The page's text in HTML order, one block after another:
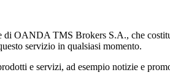
OANDA TMS Brokers S.A., che
servizio in qualsiasi momento.
e servizi, ad esempio notizie e